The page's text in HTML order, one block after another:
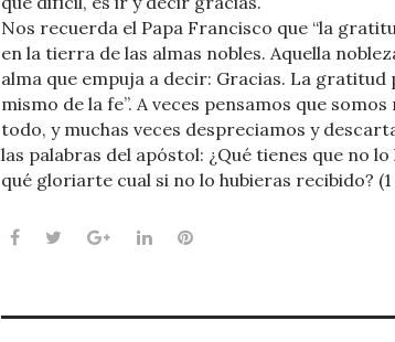
Nos recuerda el Papa Francisco que “la
en la tierra de las almas nobles. Aquella
alma que empuja a decir: Gracias. La
mismo de la fe”. A veces pensamos que
todo, y muchas veces despreciamos y
las palabras del apóstol: ¿Qué tienes que no
qué gloriarte cual si no lo hubieras recibido? (1
Facebook
TwitterGoogle+LinkedInPinterest